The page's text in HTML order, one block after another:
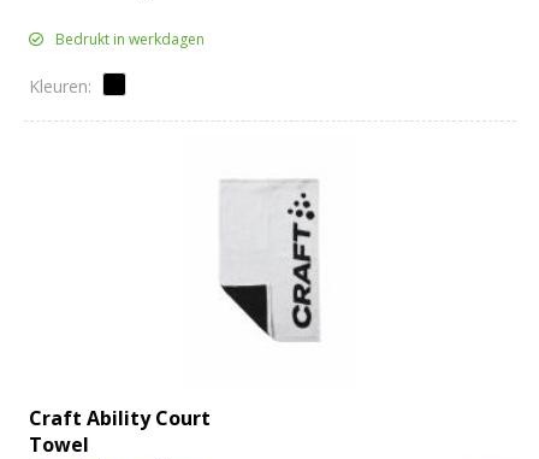
Bedrukt in werkdagen
Craft Ability Court
Towel